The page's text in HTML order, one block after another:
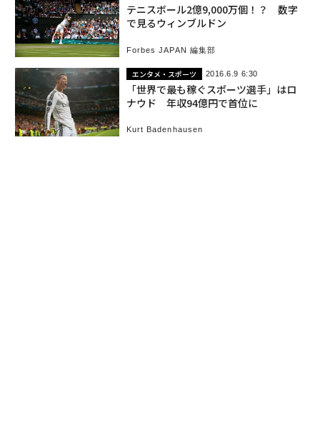
テニスボール2億9,000万個！？ 数字
で見るウィンブルドン
Forbes JAPAN 編集部
エンタメ・スポーツ 2016.6.9 6:30
「世界で最も稼ぐスポーツ選手」はロ
ナウド 年収94億円で首位に
Kurt Badenhausen